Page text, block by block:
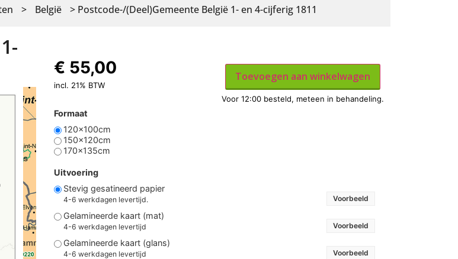
> België > Postcode-/(Deel)Gemeente België 1- en 4-cijferig 1811
Formaat
120x100cm
150x120cm
170x135cm
Uitvoering
Stevig gesatineerd papier
4-6 werkdagen levertijd. Voorbeeld
Gelamineerde kaart (mat)
4-6 werkdagen levertijd Voorbeeld
Gelamineerde kaart (glans)
4-6 werkdagen levertijd Voorbeeld
€ 55,00
incl. 21% BTW
Toevoegen aan winkelwagen